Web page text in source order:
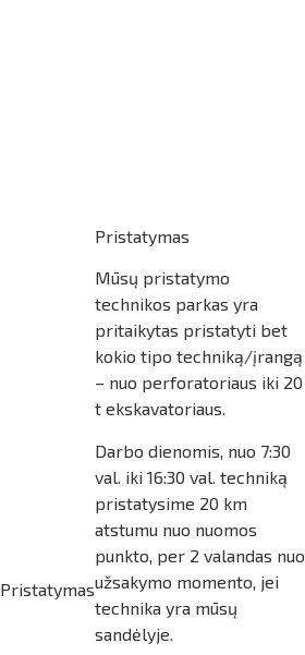
Pristatymas
Pristatymas
Mūsų pristatymo
technikos parkas yra
pritaikytas pristatyti bet
kokio tipo techniką/įrangą
– nuo perforatoriaus iki 20
t ekskavatoriaus.
Darbo dienomis, nuo 7:30
val. iki 16:30 val. techniką
pristatysime 20 km
atstumu nuo nuomos
punkto, per 2 valandas nuo
užsakymo momento, jei
technika yra mūsų
sandėlyje.